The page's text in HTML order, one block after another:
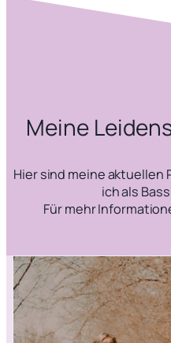
Meine
Hier sind meine aktuellen
ich als
Für mehr